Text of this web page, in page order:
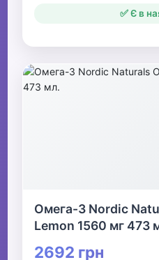
✅ Є в
Омега-3 Nordic
Lemon 1560 мг 473
2692 грн